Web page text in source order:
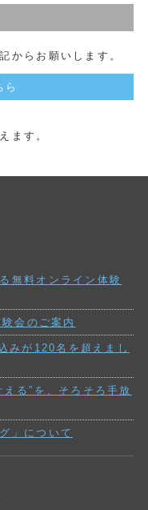
からお願いします。
ら
ます。
無料オンライン体験
会のご案内
みが120名を超えまし
える”を、そろそろ手放
」について